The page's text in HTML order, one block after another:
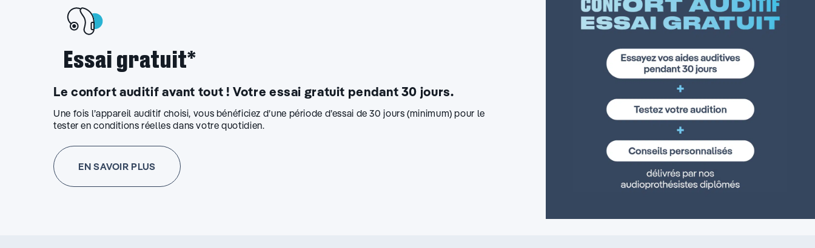
Essai gratuit*
Le confort auditif avant tout ! Votre essai gratuit pendant 30 jours.
Une fois l’appareil auditif choisi, vous bénéficiez d’une période d’essai de 30 jours (minimum) pour le
tester en conditions réelles dans votre quotidien.
EN SAVOIR PLUS